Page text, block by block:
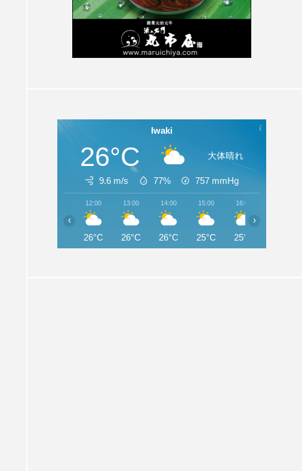
Iwaki
26°C 大体晴れ
9.6 m/s 77% 757 mmHg
12:00
26°C
13:00
26°C
14:00
26°C
15:00
25°C
16:00
25°C
‹ ›